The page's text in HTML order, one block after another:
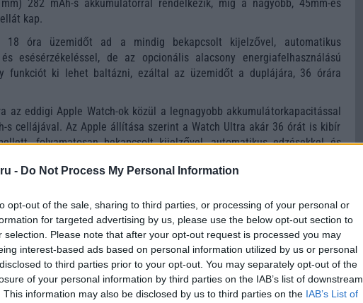
- Do Not Process My Personal Information
opt-out of the sale, sharing to third parties, or processing of your personal or
for targeted advertising by us, please use the below opt-out section to
selection. Please note that after your opt-out request is processed you may
interest-based ads based on personal information utilized by us or personal
to third parties prior to your opt-out. You may separately opt-out of the
of your personal information by third parties on the IAB’s list of downstream
This information may also be disclosed by us to third parties on the IAB’s List of
282 mAh-s akkumulátorral rendelkezik, míg a nagyobb, 45mm-es
kap.
óra üzemidőt ad a mindig bekapcsolt kijelzővel, automatikus
esésérzékeléssel, de az opcionális alacsony energiafelhasználású
funkciót ki lehet baltázni, ezáltal az üzemidőt a duplájára, 36 órára
az eddigi Apple Watch-ok közül a legnagyobb akkumulátorkapacitással
s cellájával. Az Apple állítása szerint a Watch Ultra akár 36 órát is kibír
folyamatosan bekapcsolt kijelzővel, automatikus edzésekkel és
Ultra akkumulátor élettartamát 60 órára hivatott növelni.
hírek! Kattintson ide!
linkek: